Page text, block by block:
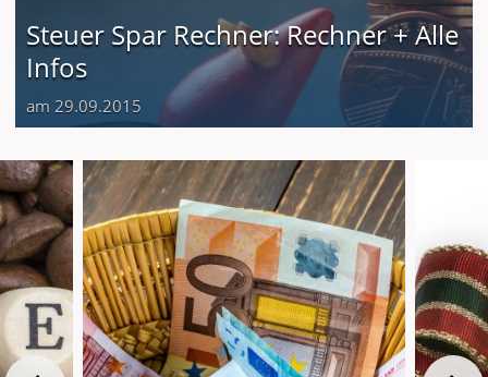
Steuer Spar Rechner: Rechner + Alle
Infos
am 29.09.2015